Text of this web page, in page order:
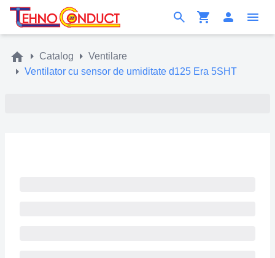
Catalog
Ventilare
Ventilator cu sensor de umiditate d125 Era 5SHT